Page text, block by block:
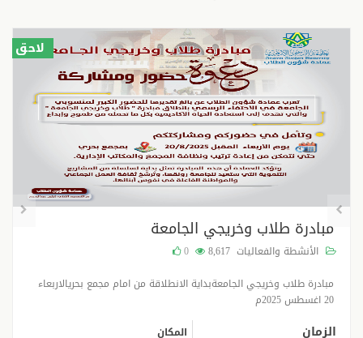
لاحق
مبادرة طلاب وخريجي الجامعة
الأنشطة والفعاليات 8,617
0
مبادرة طلاب وخريجي الجامعةبداية الانطلاقة من امام مجمع بحريالاربعاء
20 اغسطس 2025م
الزمان
المكان